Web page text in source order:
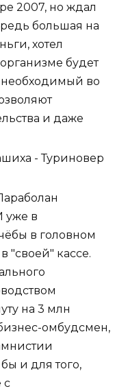
2007, но ждал
большая на
хотел
будет
необходимый во
и даже
- Туриновер
уже в
в головном
"своей" кассе.
на 3 млн
омбудсмен,
и для того,
с